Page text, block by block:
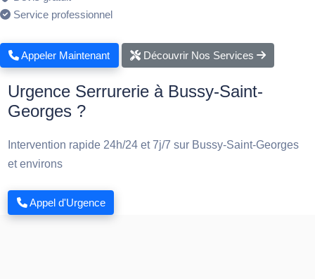
Service professionnel
Appeler Maintenant Découvrir Nos Services
Urgence Serrurerie à Bussy-Saint-
Georges ?
Intervention rapide 24h/24 et 7j/7 sur Bussy-Saint-Georges
et environs
Appel d'Urgence